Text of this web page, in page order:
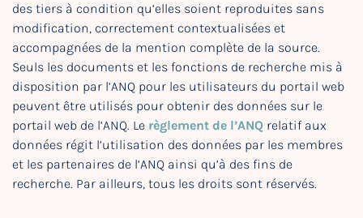
des tiers à condition qu’elles soient reproduites sans
modification, correctement contextualisées et
accompagnées de la mention complète de la source.
Seuls les documents et les fonctions de recherche mis à
disposition par l’ANQ pour les utilisateurs du portail web
peuvent être utilisés pour obtenir des données sur le
portail web de l’ANQ. Le règlement de l’ANQ relatif aux
données régit l’utilisation des données par les membres
et les partenaires de l’ANQ ainsi qu’à des fins de
recherche. Par ailleurs, tous les droits sont réservés.